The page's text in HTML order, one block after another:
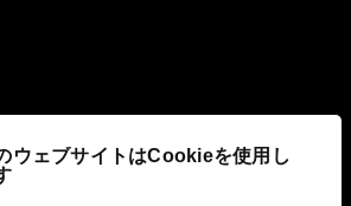
ウェブサイトはCookieを使用し
の取り組み